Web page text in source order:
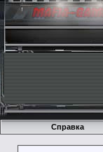
Справка